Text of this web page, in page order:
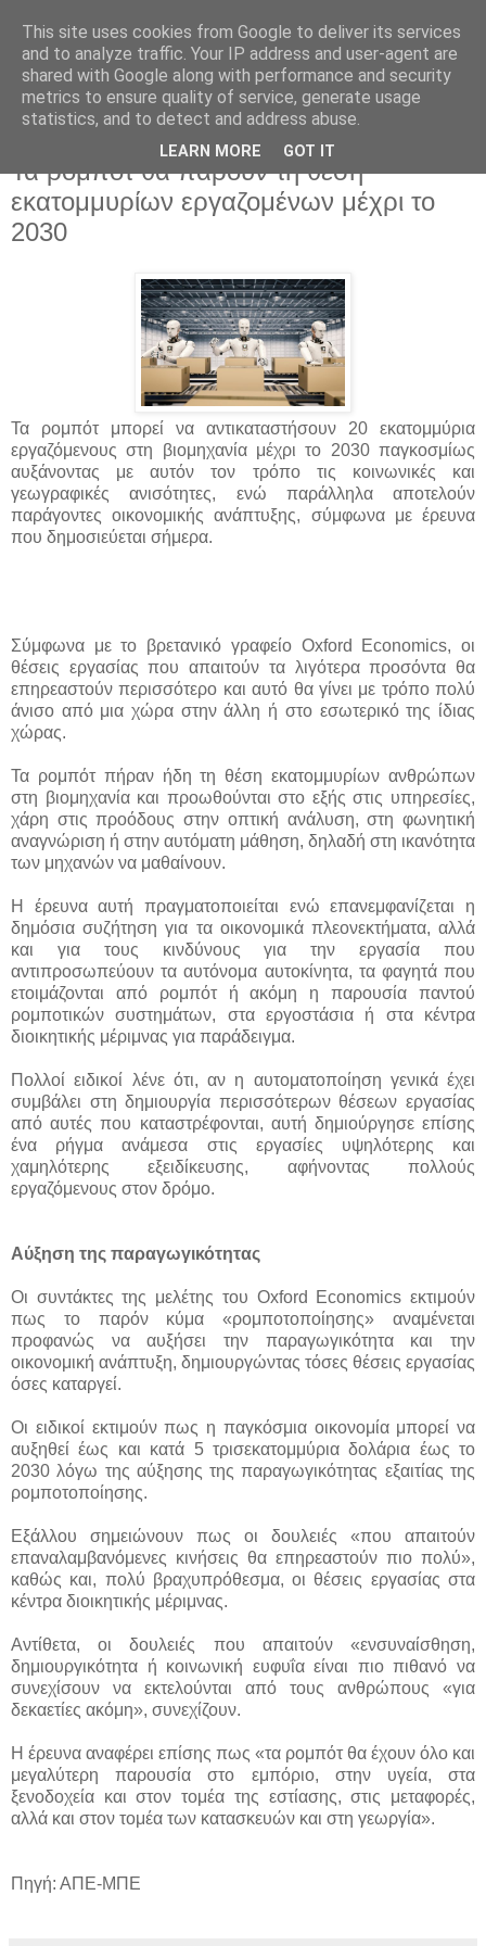
Τα ρομπότ θα πάρουν τη θέση
εκατομμυρίων εργαζομένων μέχρι το
2030
Τα ρομπότ μπορεί να αντικαταστήσουν 20 εκατομμύρια
εργαζόμενους στη βιομηχανία μέχρι το 2030 παγκοσμίως
αυξάνοντας με αυτόν τον τρόπο τις κοινωνικές και
γεωγραφικές ανισότητες, ενώ παράλληλα αποτελούν
παράγοντες οικονομικής ανάπτυξης, σύμφωνα με έρευνα
που δημοσιεύεται σήμερα.
Σύμφωνα με το βρετανικό γραφείο Oxford Economics, οι
θέσεις εργασίας που απαιτούν τα λιγότερα προσόντα θα
επηρεαστούν περισσότερο και αυτό θα γίνει με τρόπο πολύ
άνισο από μια χώρα στην άλλη ή στο εσωτερικό της ίδιας
χώρας.
Τα ρομπότ πήραν ήδη τη θέση εκατομμυρίων ανθρώπων
στη βιομηχανία και προωθούνται στο εξής στις υπηρεσίες,
χάρη στις προόδους στην οπτική ανάλυση, στη φωνητική
αναγνώριση ή στην αυτόματη μάθηση, δηλαδή στη ικανότητα
των μηχανών να μαθαίνουν.
Η έρευνα αυτή πραγματοποιείται ενώ επανεμφανίζεται η
δημόσια συζήτηση για τα οικονομικά πλεονεκτήματα, αλλά
και για τους κινδύνους για την εργασία που
αντιπροσωπεύουν τα αυτόνομα αυτοκίνητα, τα φαγητά που
ετοιμάζονται από ρομπότ ή ακόμη η παρουσία παντού
ρομποτικών συστημάτων, στα εργοστάσια ή στα κέντρα
διοικητικής μέριμνας για παράδειγμα.
Πολλοί ειδικοί λένε ότι, αν η αυτοματοποίηση γενικά έχει
συμβάλει στη δημιουργία περισσότερων θέσεων εργασίας
από αυτές που καταστρέφονται, αυτή δημιούργησε επίσης
ένα ρήγμα ανάμεσα στις εργασίες υψηλότερης και
χαμηλότερης εξειδίκευσης, αφήνοντας πολλούς
εργαζόμενους στον δρόμο.
Αύξηση της παραγωγικότητας
Οι συντάκτες της μελέτης του Oxford Economics εκτιμούν
πως το παρόν κύμα «ρομποτοποίησης» αναμένεται
προφανώς να αυξήσει την παραγωγικότητα και την
οικονομική ανάπτυξη, δημιουργώντας τόσες θέσεις εργασίας
όσες καταργεί.
Οι ειδικοί εκτιμούν πως η παγκόσμια οικονομία μπορεί να
αυξηθεί έως και κατά 5 τρισεκατομμύρια δολάρια έως το
2030 λόγω της αύξησης της παραγωγικότητας εξαιτίας της
ρομποτοποίησης.
Εξάλλου σημειώνουν πως οι δουλειές «που απαιτούν
επαναλαμβανόμενες κινήσεις θα επηρεαστούν πιο πολύ»,
καθώς και, πολύ βραχυπρόθεσμα, οι θέσεις εργασίας στα
κέντρα διοικητικής μέριμνας.
Αντίθετα, οι δουλειές που απαιτούν «ενσυναίσθηση,
δημιουργικότητα ή κοινωνική ευφυΐα είναι πιο πιθανό να
συνεχίσουν να εκτελούνται από τους ανθρώπους «για
δεκαετίες ακόμη», συνεχίζουν.
Η έρευνα αναφέρει επίσης πως «τα ρομπότ θα έχουν όλο και
μεγαλύτερη παρουσία στο εμπόριο, στην υγεία, στα
ξενοδοχεία και στον τομέα της εστίασης, στις μεταφορές,
αλλά και στον τομέα των κατασκευών και στη γεωργία».
Πηγή: ΑΠΕ-ΜΠΕ
This site uses cookies from Google to deliver its services
and to analyze traffic. Your IP address and user-agent are
shared with Google along with performance and security
metrics to ensure quality of service, generate usage
statistics, and to detect and address abuse.
LEARN MORE GOT IT